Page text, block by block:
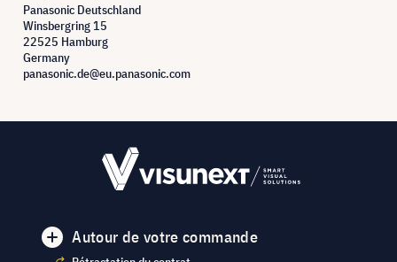
Panasonic Deutschland
Winsbergring 15
22525 Hamburg
Germany
panasonic.de@eu.panasonic.com
Autour de votre commande